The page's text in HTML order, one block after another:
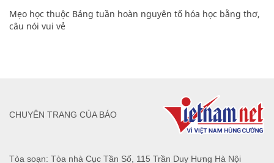
Mẹo học thuộc Bảng tuần hoàn nguyên tố hóa học bằng thơ,
câu nói vui vẻ
Tòa soạn: Tòa nhà Cục Tần Số, 115 Trần Duy Hưng Hà Nội
CHUYÊN TRANG CỦA BÁO